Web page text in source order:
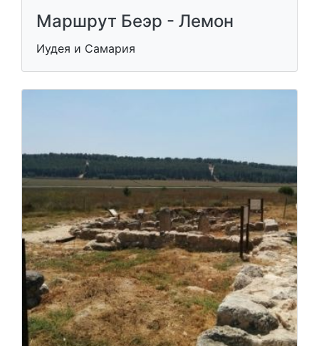
Маршрут Беэр - Лемон
Иудея и Самария